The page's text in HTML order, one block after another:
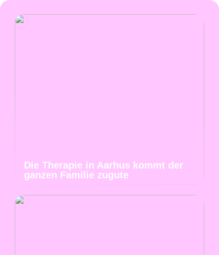
Die Therapie in Aarhus kommt der
ganzen Familie zugute